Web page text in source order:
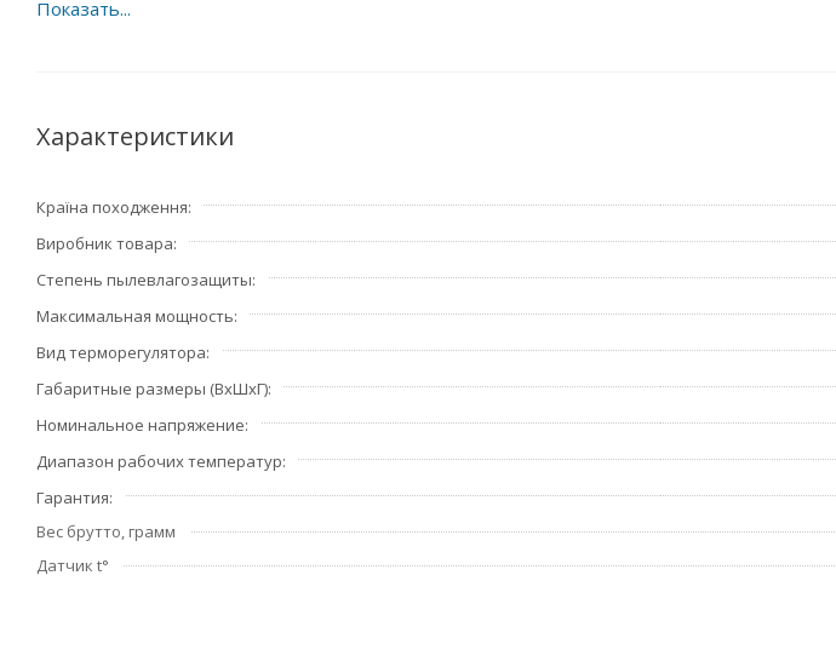
себя в выборе!
Характеристики
Країна походження
Виробник товара
Степень пылевлагозащиты
Максимальная мощность
Вид терморегулятора
Габаритные размеры (ВхШхГ)
Номинальное напряжение
Диапазон рабочих температур
Гарантия
Вес брутто, грамм
Датчик t°